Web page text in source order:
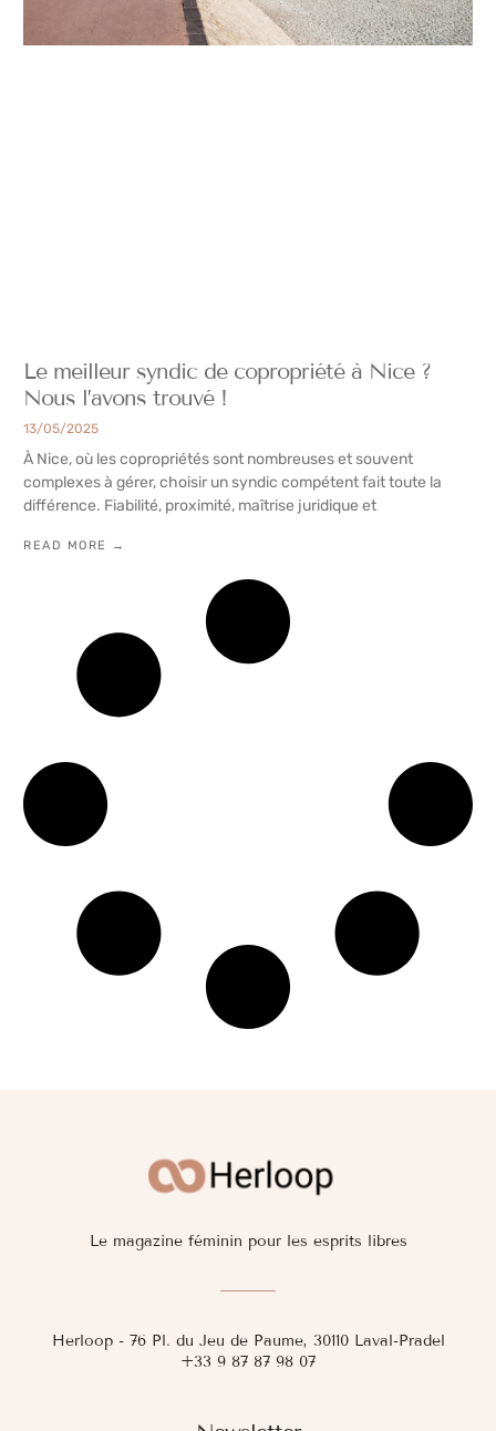
Le meilleur syndic de copropriété à Nice ?
Nous l’avons trouvé !
13/05/2025
À Nice, où les copropriétés sont nombreuses et souvent
complexes à gérer, choisir un syndic compétent fait toute la
différence. Fiabilité, proximité, maîtrise juridique et
READ MORE →
Le magazine féminin pour les esprits libres
Herloop - 76 Pl. du Jeu de Paume, 30110 Laval-Pradel
+33 9 87 87 98 07